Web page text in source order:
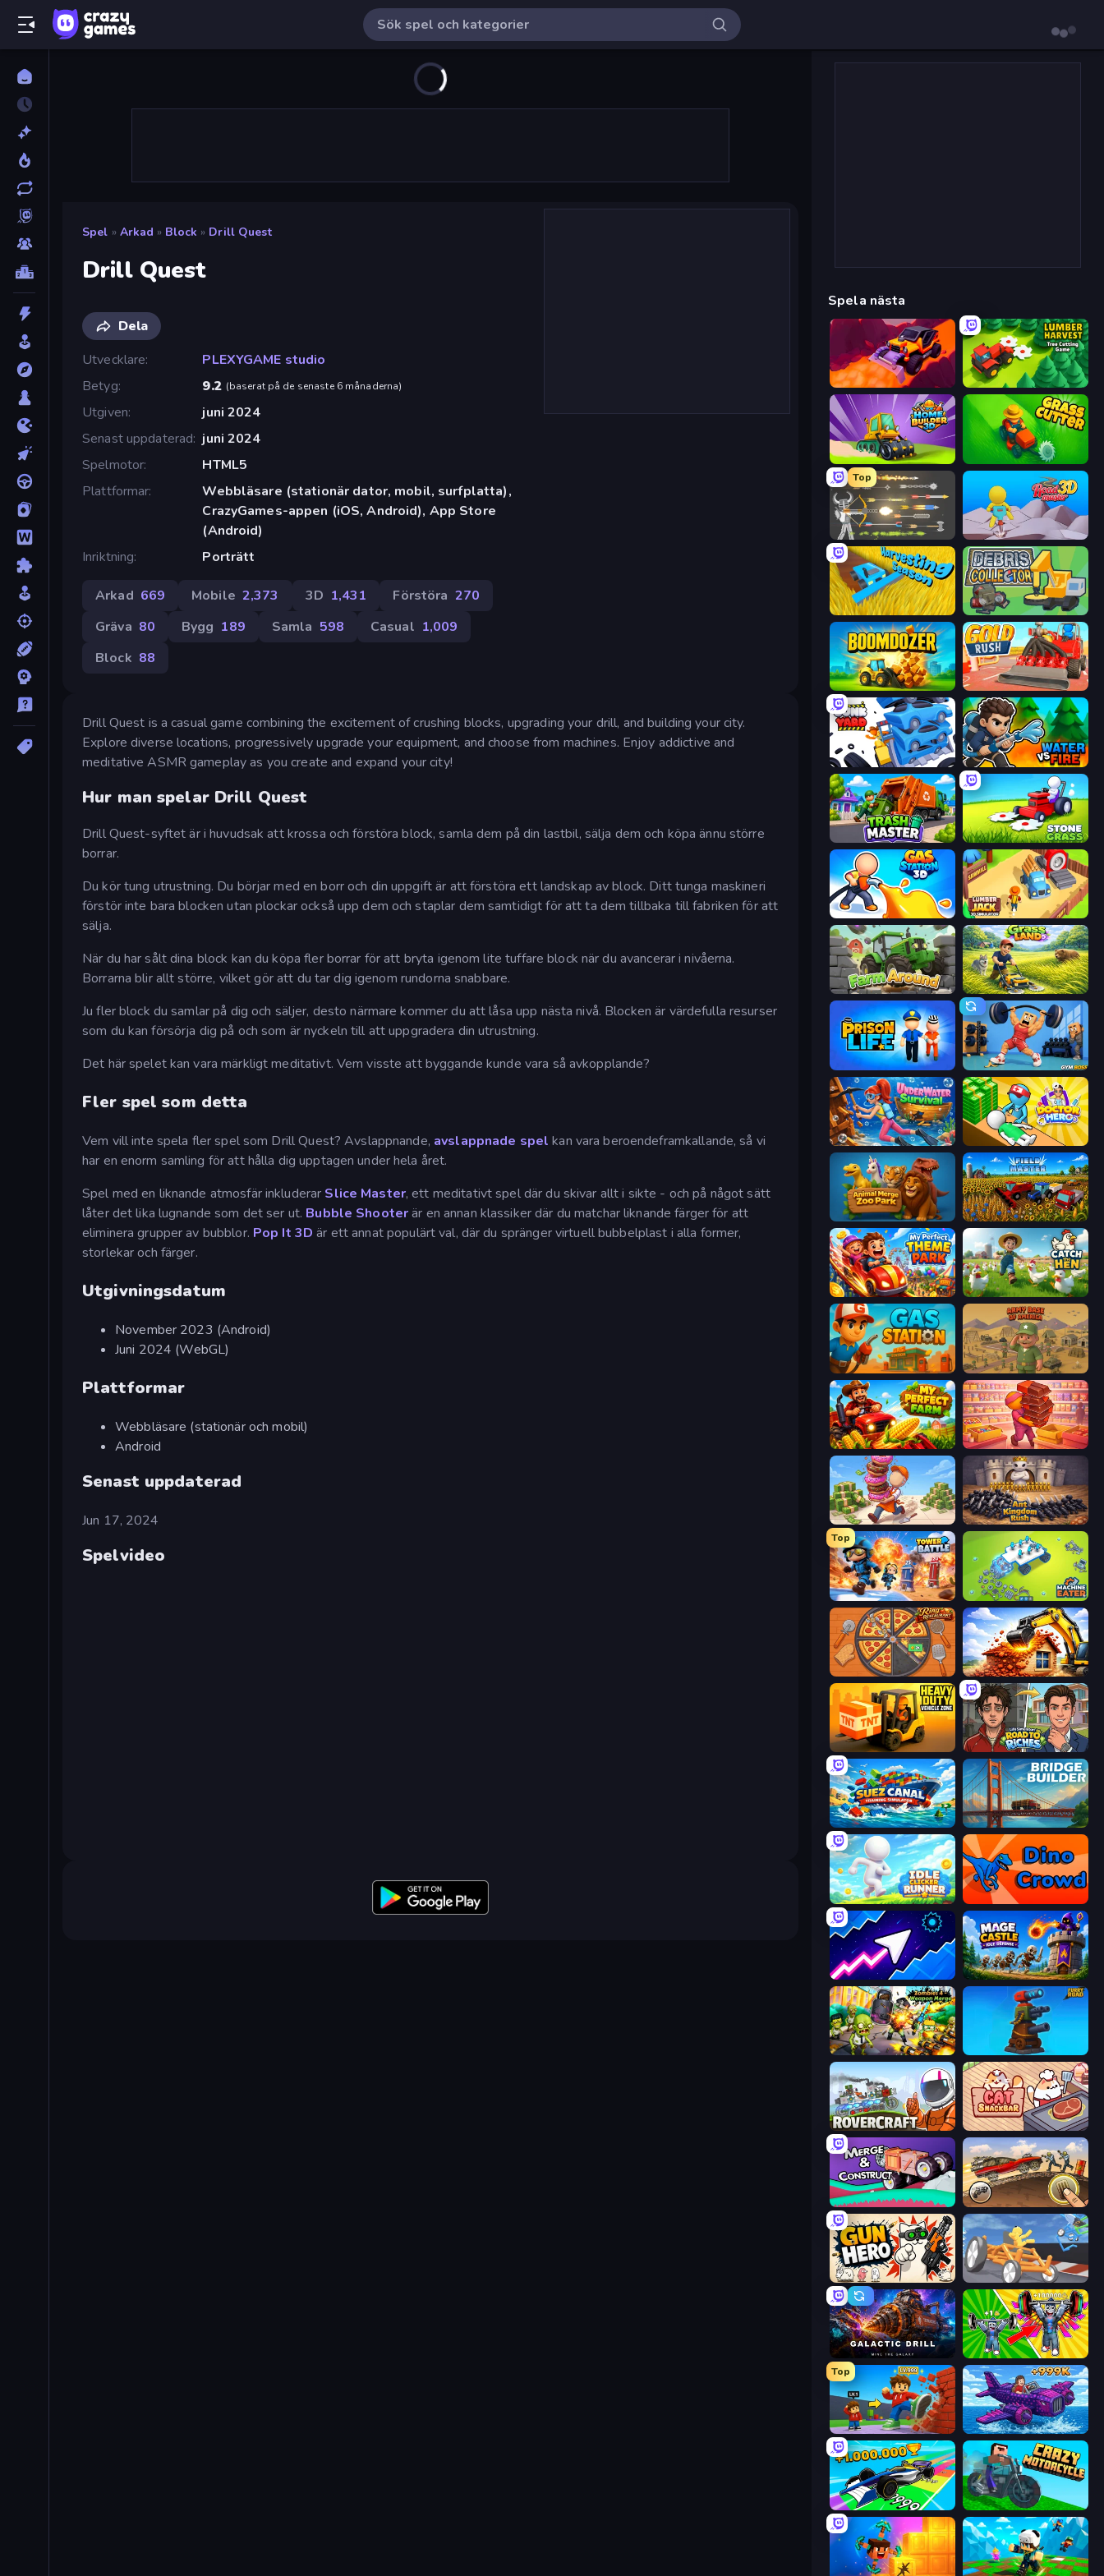
Spel » Arkad » Block » Drill Quest
Drill Quest
Dela
Utvecklare
PLEXYGAME studio
Betyg
9.2 (baserat på de senaste 6 månaderna)
Utgiven
juni 2024
Senast uppdaterad juni 2024
Spelmotor
HTML5
Plattformar
Webbläsare (stationär dator, mobil, surfplatta),
CrazyGames-appen (iOS, Android), App Store
(Android)
Inriktning
Porträtt
Arkad 669 Mobile 2,373 3D 1,431 Förstöra 270
Gräva 80 Bygg 189 Samla 598 Casual 1,009
Block 88
Drill Quest is a casual game combining the excitement of crushing blocks, upgrading your drill, and building your city.
Explore diverse locations, progressively upgrade your equipment, and choose from machines. Enjoy addictive and
meditative ASMR gameplay as you create and expand your city!
Hur man spelar Drill Quest
Drill Quest-syftet är i huvudsak att krossa och förstöra block, samla dem på din lastbil, sälja dem och köpa ännu större
borrar.
Du kör tung utrustning. Du börjar med en borr och din uppgift är att förstöra ett landskap av block. Ditt tunga maskineri
förstör inte bara blocken utan plockar också upp dem och staplar dem samtidigt för att ta dem tillbaka till fabriken för att
sälja.
När du har sålt dina block kan du köpa fler borrar för att bryta igenom lite tuffare block när du avancerar i nivåerna.
Borrarna blir allt större, vilket gör att du tar dig igenom rundorna snabbare.
Ju fler block du samlar på dig och säljer, desto närmare kommer du att låsa upp nästa nivå. Blocken är värdefulla resurser
som du kan försörja dig på och som är nyckeln till att uppgradera din utrustning.
Det här spelet kan vara märkligt meditativt. Vem visste att byggande kunde vara så avkopplande?
Fler spel som detta
Vem vill inte spela fler spel som Drill Quest? Avslappnande, avslappnade spel kan vara beroendeframkallande, så vi
har en enorm samling för att hålla dig upptagen under hela året.
Spel med en liknande atmosfär inkluderar Slice Master, ett meditativt spel där du skivar allt i sikte - och på något sätt
låter det lika lugnande som det ser ut. Bubble Shooterär en annan klassiker där du matchar liknande färger för att
eliminera grupper av bubblor. Pop It 3D är ett annat populärt val, där du spränger virtuell bubbelplast i alla former,
storlekar och färger.
Utgivningsdatum
November 2023 (Android)
Juni 2024 (WebGL)
Plattformar
Webbläsare (stationär och mobil)
Android
Senast uppdaterad
Jun 17, 2024
Spelvideo
Spela nästa
Sand King Lumber Harvest: Tree Cutting Game
Home Builder 3D
Top
Ragdoll Archers Road Master 3D
Harvesting Season Debris Collector
Boomdozer Gold Rush
Junkyard Sim Water vs Fire
Trash Master Stone Grass: Mowing Simulator
Gas Station 3D Lumberjack 3D Simulator
Farm Around Grass Land
Prison Life Gym Boss
Underwater Survival Doctor Hero
Animal Merge Zoo Park Field Master
My Perfect Theme Park Catch the Hen
Gas Station Army Base Of America
My Perfect Farm Candy Packing Store
Donut Place Ant Kingdom Rush
Top
Tower Battle Machine Eater
Ring Restaurant City Constructor
Life Simulator: Road to Riches
Suez Canal Training Simulator Bridge Builder
Idle Clicker Runner Dino Crowd
Space Waves Mage Castle Idle Defense
Zombies 4 Weapon Merge Furry Road
Rovercraft Cat Snack Bar
Merge & Construct Earn to Die: Zombie Ride
Gun Hero: Cat Survival Draw Crash Race
Galactic Drill Obby: Gym Simulator, Escape
Top
Obby: +1 Click Wall Breaker Obby Plane Power Challenge: Fly
Obby Car Challenge: Drive Crazy Motorcycle